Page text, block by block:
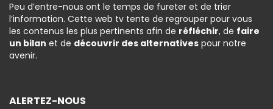
Peu d’entre-nous ont le temps de fureter et de trier
l’information. Cette web tv tente de regrouper pour vous
les contenus les plus pertinents afin de réfléchir, de faire
un bilan et de découvrir des alternatives pour notre
avenir.
ALERTEZ-NOUS